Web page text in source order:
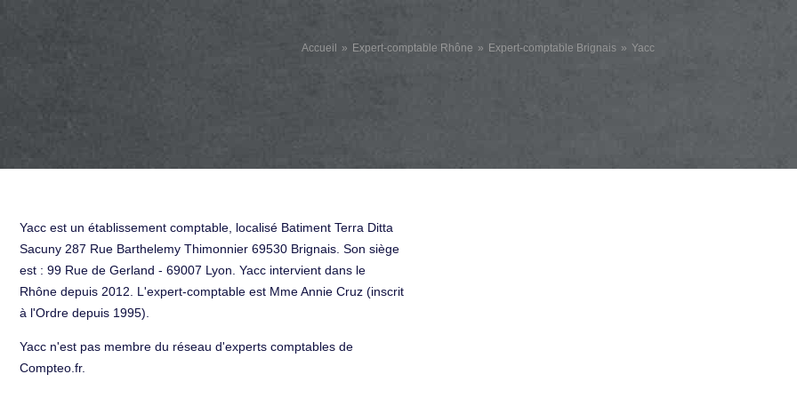
Accueil Expert-comptable Rhône Expert-comptable Brignais Yacc
Yacc est un établissement comptable, localisé Batiment Terra Ditta
Sacuny 287 Rue Barthelemy Thimonnier 69530 Brignais. Son siège
est : 99 Rue de Gerland - 69007 Lyon. Yacc intervient dans le
Rhône depuis 2012. L'expert-comptable est Mme Annie Cruz (inscrit
à l'Ordre depuis 1995).
Yacc n'est pas membre du réseau d'experts comptables de
Compteo.fr.